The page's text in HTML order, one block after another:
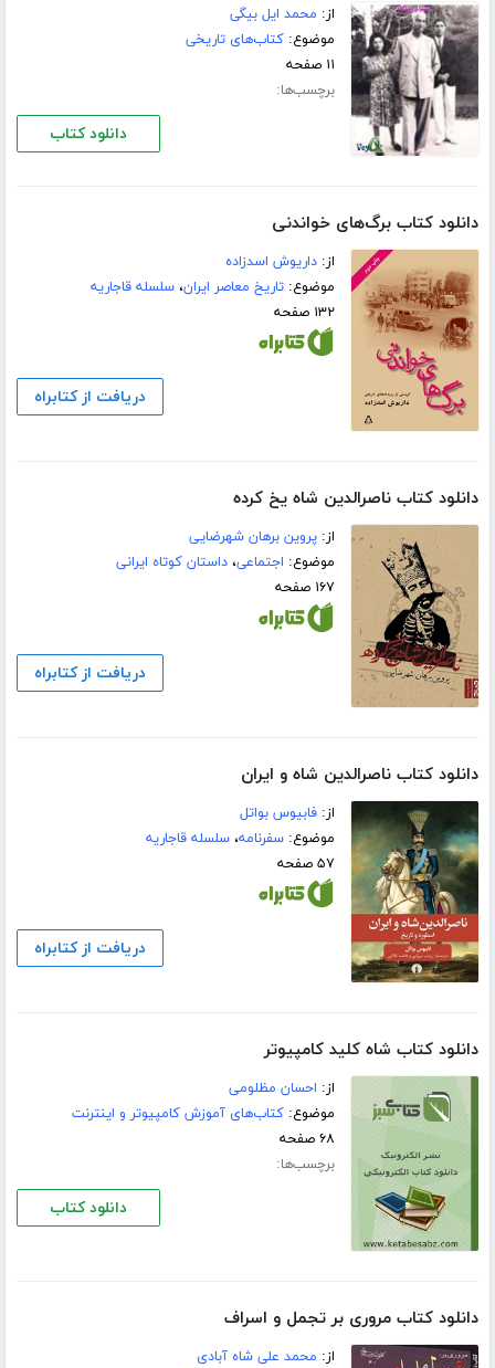
از: محمد ایل بیگی
موضوع:کتاب‌های تاریخی
۱۱ صفحه
برچسب‌ها:
دانلود کتاب
دانلود کتاب برگ‌های خواندنی
از:داریوش اسدزاده
موضوع:تاریخ معاصر ایران،سلسله قاجاریه
۱۳۲ صفحه
دریافت از کتابراه
دانلود کتاب ناصرالدین شاه یخ کرده
از:پروین برهان شهرضایی
موضوع: اجتماعی،داستان کوتاه ایرانی
۱۶۷ صفحه
دریافت از کتابراه
دانلود کتاب ناصرالدین شاه و ایران
از:فابیوس بواتل
موضوع:سفرنامه،سلسله قاجاریه
۵۷ صفحه
دریافت از کتابراه
دانلود کتاب شاه کلید کامپیوتر
از: احسان مظلومی
موضوع:کتاب‌های آموزش کامپیوتر و اینترنت
۶۸ صفحه
برچسب‌ها:
دانلود کتاب
دانلود کتاب مروری‌ بر تجمل‌ و اسراف‌
از: محمد علی‌ شاه‌ آبادی‌